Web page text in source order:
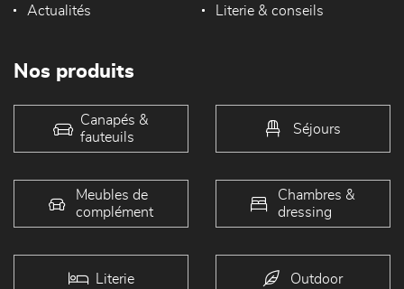
Actualités Literie & conseils
Nos produits
Canapés &
fauteuils
Séjours
Meubles de
complément
Chambres &
dressing
Literie Outdoor